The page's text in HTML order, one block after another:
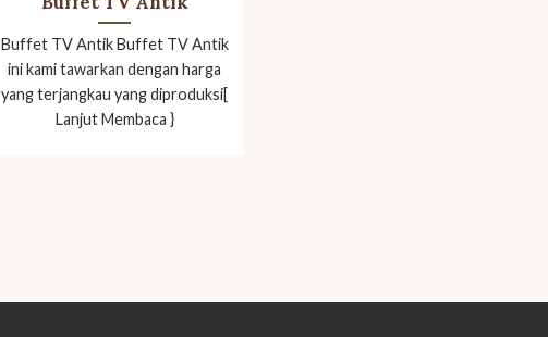
Buffet TV Antik Buffet TV Antik
ini kami tawarkan dengan harga
yang terjangkau yang diproduksi[
Lanjut Membaca }